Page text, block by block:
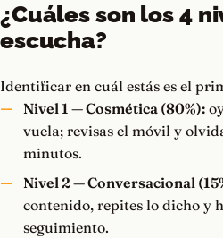
¿Cuáles son los 4
escucha?
Identificar en cuál estás es el
Nivel 1 — Cosmética (80%):
vuela; revisas el móvil y
minutos.
Nivel 2 — Conversacional
contenido, repites lo dicho y
seguimiento.